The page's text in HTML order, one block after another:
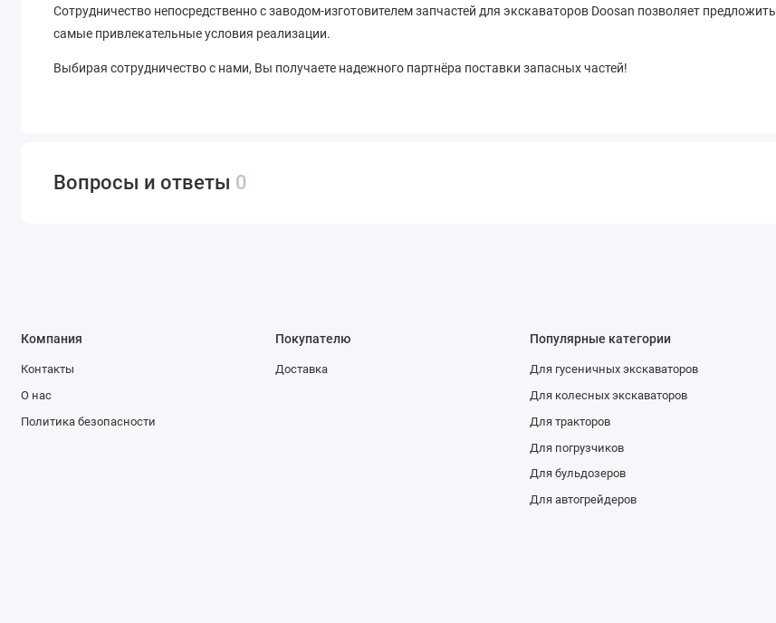
Сотрудничество непосредственно с заводом-изготовителем запчастей для экскаваторов Doosan позволяет предложить
самые привлекательные условия реализации.
Выбирая сотрудничество с нами, Вы получаете надежного партнёра поставки запасных частей!
Вопросы и ответы 0
Компания
Контакты
О нас
Политика безопасности
Покупателю
Доставка
Популярные категории
Для гусеничных экскаваторов
Для колесных экскаваторов
Для тракторов
Для погрузчиков
Для бульдозеров
Для автогрейдеров